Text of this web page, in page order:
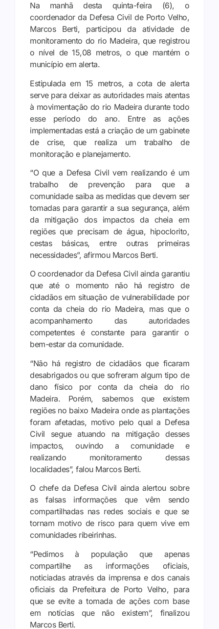
Na manhã desta quinta-feira (6), o
coordenador da Defesa Civil de Porto Velho,
Marcos Berti, participou da atividade de
monitoramento do rio Madeira, que registrou
o nível de 15,08 metros, o que mantém o
município em alerta.
Estipulada em 15 metros, a cota de alerta
serve para deixar as autoridades mais atentas
à movimentação do rio Madeira durante todo
esse período do ano. Entre as ações
implementadas está a criação de um gabinete
de crise, que realiza um trabalho de
monitoração e planejamento.
“O que a Defesa Civil vem realizando é um
trabalho de prevenção para que a
comunidade saiba as medidas que devem ser
tomadas para garantir a sua segurança, além
da mitigação dos impactos da cheia em
regiões que precisam de água, hipoclorito,
cestas básicas, entre outras primeiras
necessidades”, afirmou Marcos Berti.
O coordenador da Defesa Civil ainda garantiu
que até o momento não há registro de
cidadãos em situação de vulnerabilidade por
conta da cheia do rio Madeira, mas que o
acompanhamento das autoridades
competentes é constante para garantir o
bem-estar da comunidade.
“Não há registro de cidadãos que ficaram
desabrigados ou que sofreram algum tipo de
dano físico por conta da cheia do rio
Madeira. Porém, sabemos que existem
regiões no baixo Madeira onde as plantações
foram afetadas, motivo pelo qual a Defesa
Civil segue atuando na mitigação desses
impactos, ouvindo a comunidade e
realizando monitoramento dessas
localidades”, falou Marcos Berti.
O chefe da Defesa Civil ainda alertou sobre
as falsas informações que vêm sendo
compartilhadas nas redes sociais e que se
tornam motivo de risco para quem vive em
comunidades ribeirinhas.
“Pedimos à população que apenas
compartilhe as informações oficiais,
noticiadas através da imprensa e dos canais
oficiais da Prefeitura de Porto Velho, para
que se evite a tomada de ações com base
em notícias que não existem”, finalizou
Marcos Berti.